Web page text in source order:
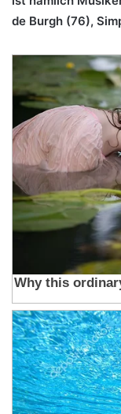
de Burgh (76),